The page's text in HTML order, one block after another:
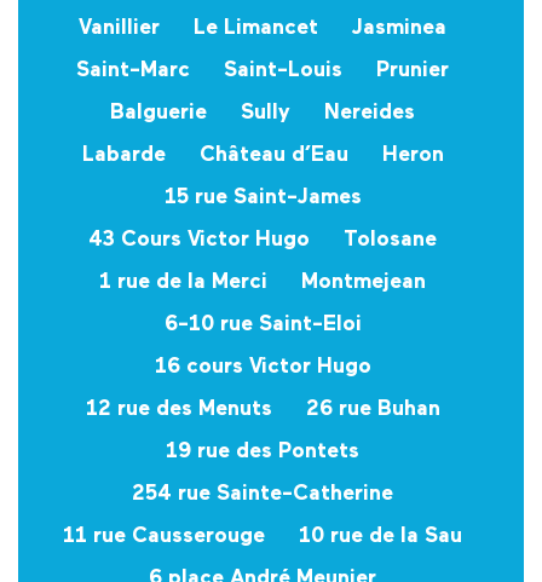
Vanillier
Le Limancet
Jasminea
Saint-Marc
Saint-Louis
Prunier
Balguerie
Sully
Nereides
Labarde
Château d’Eau
Heron
15 rue Saint-James
43 Cours Victor Hugo
Tolosane
1 rue de la Merci
Montmejean
6-10 rue Saint-Eloi
16 cours Victor Hugo
12 rue des Menuts
26 rue Buhan
19 rue des Pontets
254 rue Sainte-Catherine
11 rue Causserouge
10 rue de la Sau